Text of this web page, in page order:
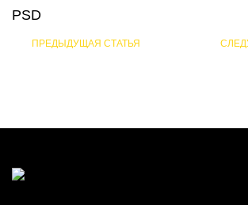
PSD
ПРЕДЫДУЩАЯ СТАТЬЯ